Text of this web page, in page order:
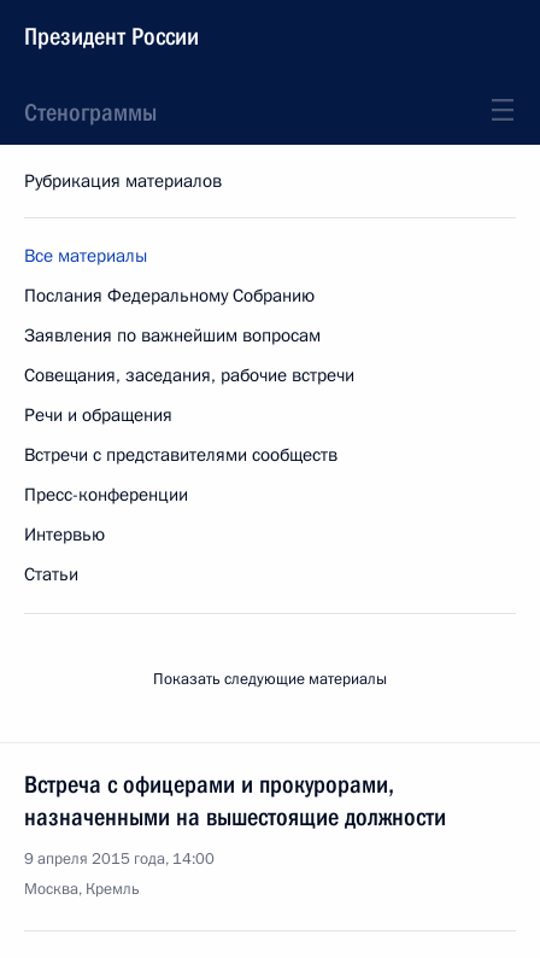
Президент России
Стенограммы
Рубрикация материалов
Все материалы
Послания Федеральному Собранию
Заявления по важнейшим вопросам
Совещания, заседания, рабочие встречи
Речи и обращения
Встречи с представителями сообществ
Пресс-конференции
Интервью
Статьи
Показать следующие материалы
Встреча с офицерами и прокурорами,
назначенными на вышестоящие должности
9 апреля 2015 года, 14:00
Москва, Кремль